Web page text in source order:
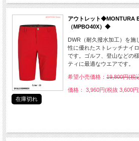
アウトレット◆MONTURA
（MPBO40X）◆
DWR（耐久撥水加工）を施
性に優れたストレッチナイ
です。ゴルフ、登山などの
ティに最適なウエアです。
希望小売価格： 19,800円(税
価格： 3,960円(税抜 3,600円
在庫切れ